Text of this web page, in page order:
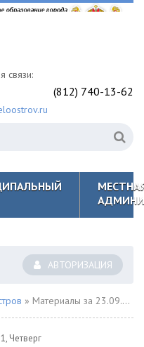
связи:
(812) 740-13-62
АВТОРИЗАЦИЯ
» Материалы за 23.09.2021
Четверг